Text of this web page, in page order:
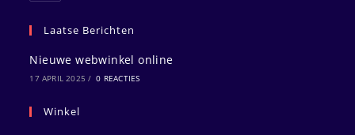
Laatse Berichten
Nieuwe webwinkel online
17 APRIL 2025 / 0 REACTIES
Winkel